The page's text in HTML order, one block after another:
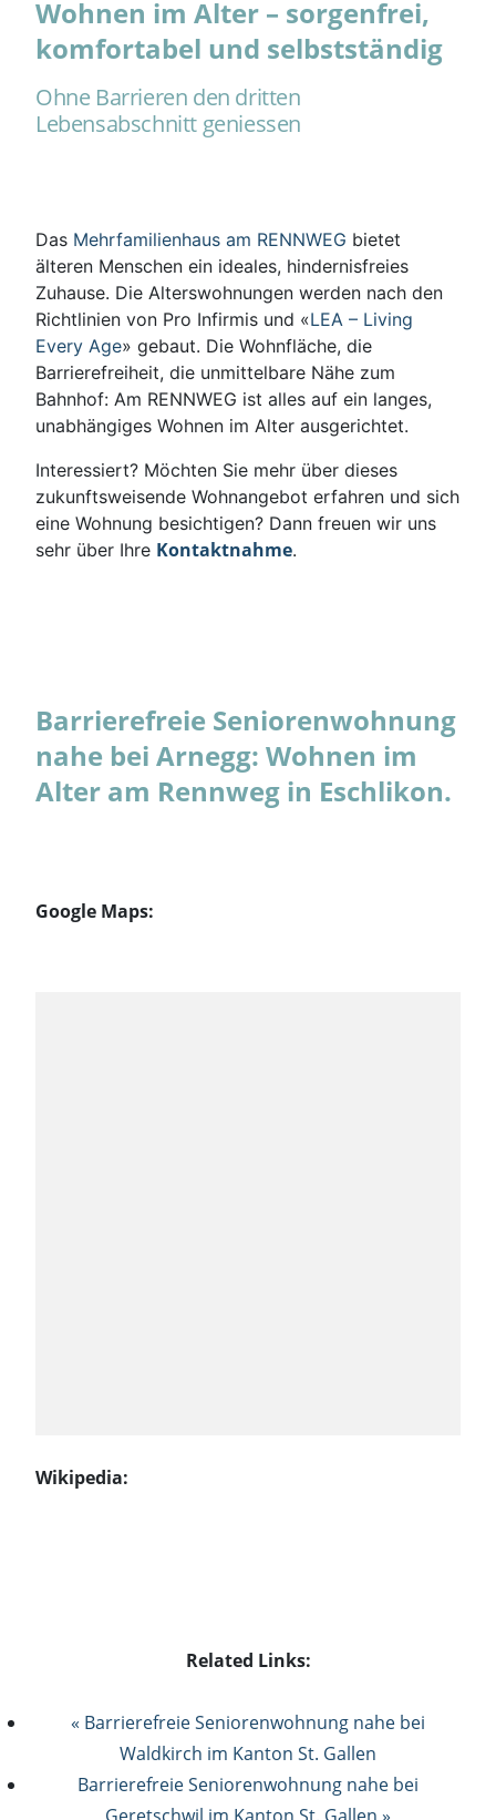
Wohnen im Alter – sorgenfrei,
komfortabel und selbstständig
Ohne Barrieren den dritten
Lebensabschnitt geniessen
Das Mehrfamilienhaus am RENNWEG bietet
älteren Menschen ein ideales, hindernisfreies
Zuhause. Die Alterswohnungen werden nach den
Richtlinien von Pro Infirmis und «LEA – Living
Every Age» gebaut. Die Wohnfläche, die
Barrierefreiheit, die unmittelbare Nähe zum
Bahnhof: Am RENNWEG ist alles auf ein langes,
unabhängiges Wohnen im Alter ausgerichtet.
Interessiert? Möchten Sie mehr über dieses
zukunftsweisende Wohnangebot erfahren und sich
eine Wohnung besichtigen? Dann freuen wir uns
sehr über Ihre Kontaktnahme.
Barrierefreie Seniorenwohnung
nahe bei Arnegg: Wohnen im
Alter am Rennweg in Eschlikon.
Google Maps:
Wikipedia:
Related Links:
« Barrierefreie Seniorenwohnung nahe bei
Waldkirch im Kanton St. Gallen
Barrierefreie Seniorenwohnung nahe bei